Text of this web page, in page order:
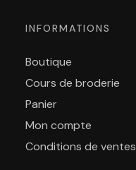
INFORMATIONS
Boutique
Cours de broderie
Panier
Mon compte
Conditions de ventes